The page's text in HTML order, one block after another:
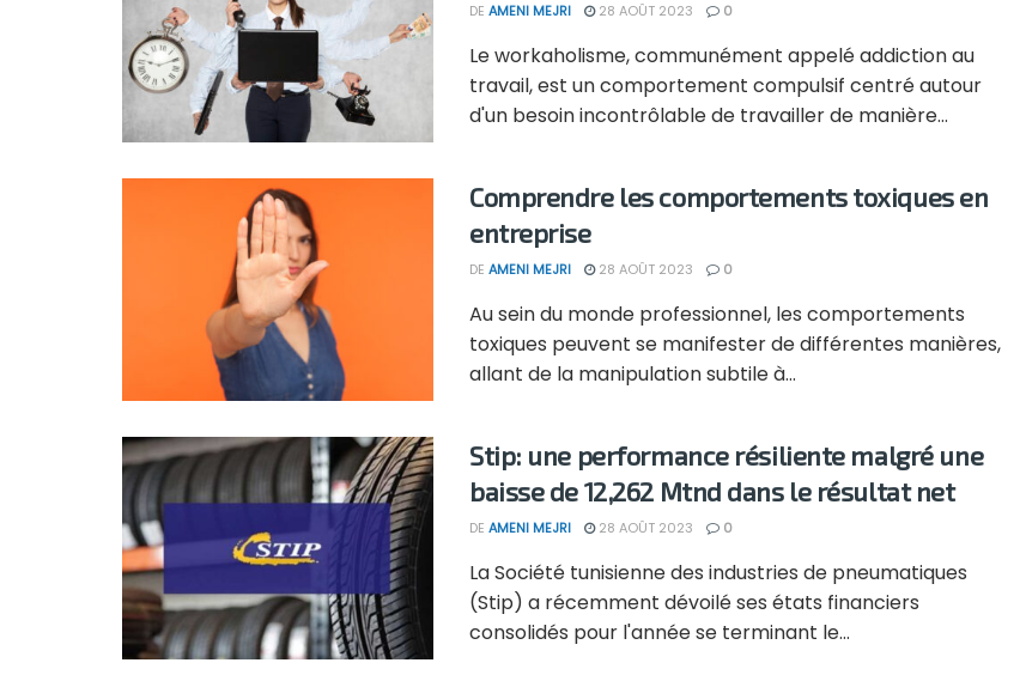
DE AMENI MEJRI 28 AOÛT 2023 0
Le workaholisme, communément appelé addiction au
travail, est un comportement compulsif centré autour
d'un besoin incontrôlable de travailler de manière...
Comprendre les comportements toxiques en
entreprise
DE AMENI MEJRI 28 AOÛT 2023 0
Au sein du monde professionnel, les comportements
toxiques peuvent se manifester de différentes manières,
allant de la manipulation subtile à...
Stip: une performance résiliente malgré une
baisse de 12,262 Mtnd dans le résultat net
DE AMENI MEJRI 28 AOÛT 2023 0
La Société tunisienne des industries de pneumatiques
(Stip) a récemment dévoilé ses états financiers
consolidés pour l'année se terminant le...